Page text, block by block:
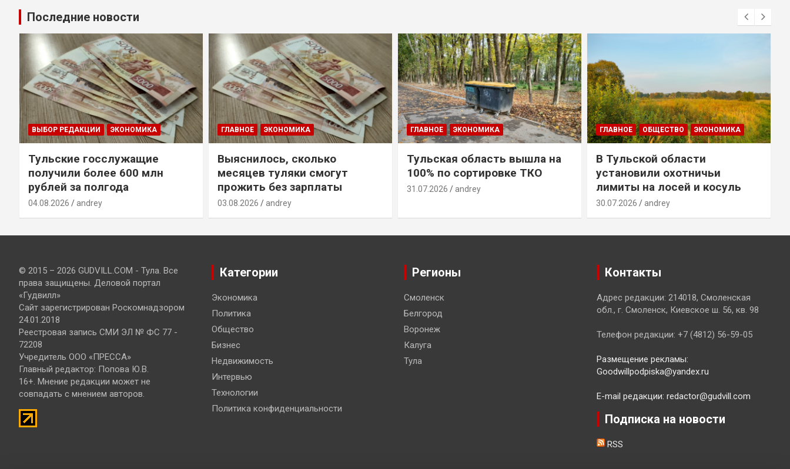
Последние новости
ВЫБОР РЕДАКЦИИ ЭКОНОМИКА
Тульские госслужащие
получили более 600 млн
рублей за полгода
04.08.2026 andrey
ГЛАВНОЕ ЭКОНОМИКА
Выяснилось, сколько
месяцев туляки смогут
прожить без зарплаты
03.08.2026 andrey
ГЛАВНОЕ ЭКОНОМИКА
Тульская область вышла на
100% по сортировке ТКО
31.07.2026 andrey
ГЛАВНОЕ ОБЩЕСТВО ЭКОНОМИКА
В Тульской области
установили охотничьи
лимиты на лосей и косуль
30.07.2026 andrey
© 2015 – 2026 GUDVILL.COM - Тула. Все
права защищены. Деловой портал
«Гудвилл»
Сайт зарегистрирован Роскомнадзором
24.01.2018
Реестровая запись СМИ ЭЛ № ФС 77 -
72208
Учредитель ООО «ПРЕССА»
Главный редактор: Попова Ю.В.
16+. Мнение редакции может не
совпадать с мнением авторов.
Категории
Экономика
Политика
Общество
Бизнес
Недвижимость
Интервью
Технологии
Политика конфиденциальности
Регионы
Смоленск
Белгород
Воронеж
Калуга
Тула
Контакты
Адрес редакции: 214018, Смоленская
обл., г. Смоленск, Киевское ш. 56, кв. 98
Телефон редакции: +7 (4812) 56-59-05
Размещение рекламы:
Goodwillpodpiska@yandex.ru
E-mail редакции: redactor@gudvill.com
Подписка на новости
RSS